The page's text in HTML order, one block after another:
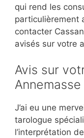
qui rend les
particulièrement
contacter
avisés sur votre
Avis sur
Annemasse
J’ai eu une
tarologue
l’interprétation